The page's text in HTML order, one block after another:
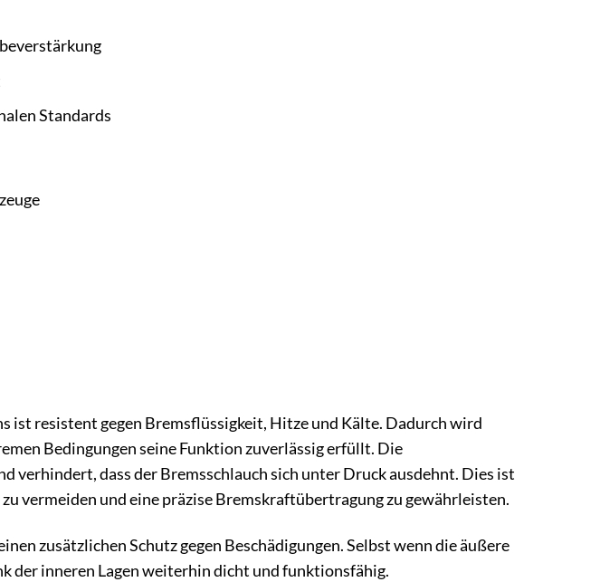
Standards
ist resistent gegen Bremsflüssigkeit, Hitze und Kälte. Dadurch wird
Bedingungen seine Funktion zuverlässig erfüllt. Die
verhindert, dass der Bremsschlauch sich unter Druck ausdehnt. Dies ist
vermeiden und eine präzise Bremskraftübertragung zu gewährleisten.
zusätzlichen Schutz gegen Beschädigungen. Selbst wenn die äußere
der inneren Lagen weiterhin dicht und funktionsfähig.